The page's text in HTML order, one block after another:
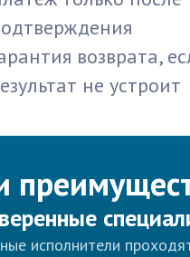
возврата,
не устроит
исполнители